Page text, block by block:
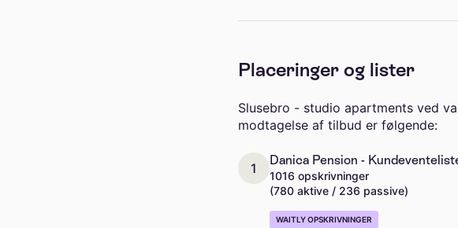
Placeringer og lister
Slusebro - studio apartments ved
modtagelse af tilbud er følgende:
1
Danica Pension -
1016 opskrivninger
(780 aktive / 236 passive)
WAITLY OPSKRIVNINGER